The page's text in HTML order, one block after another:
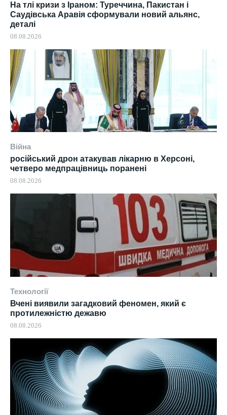
На тлі кризи з Іраном: Туреччина, Пакистан і
Саудівська Аравія сформували новий альянс,
деталі
08.08.2026
Війна
російський дрон атакував лікарню в Херсоні,
четверо медпрацівниць поранені
08.08.2026
Технології
Вчені виявили загадковий феномен, який є
протилежністю дежавю
08.08.2026